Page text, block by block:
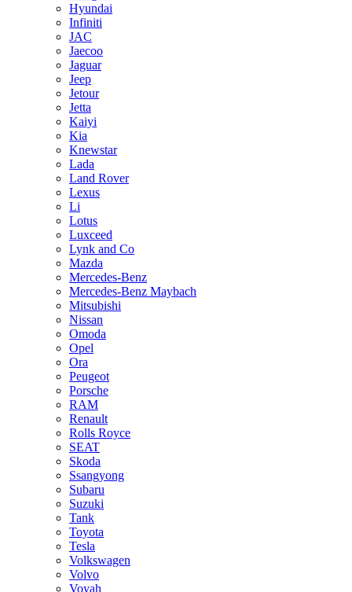
Hyundai
Infiniti
JAC
Jaecoo
Jaguar
Jeep
Jetour
Jetta
Kaiyi
Kia
Knewstar
Lada
Land Rover
Lexus
Li
Lotus
Luxceed
Lynk and Co
Mazda
Mercedes-Benz
Mercedes-Benz Maybach
Mitsubishi
Nissan
Omoda
Opel
Ora
Peugeot
Porsche
RAM
Renault
Rolls Royce
SEAT
Skoda
Ssangyong
Subaru
Suzuki
Tank
Toyota
Tesla
Volkswagen
Volvo
Voyah